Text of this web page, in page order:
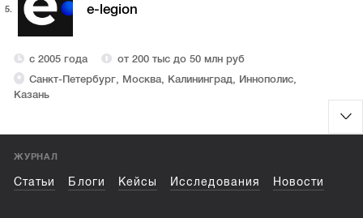
5. e-legion
с 2005 года
от 200 тыс до 50 млн руб
Санкт-Петербург, Москва, Калининград, Иннополис,
Казань
ЖУРНАЛ
Статьи Блоги Кейсы Исследования Новости